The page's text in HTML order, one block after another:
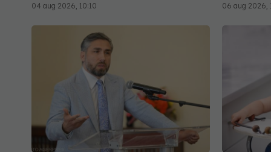
04 aug 2026, 10:10 06 aug 2026,